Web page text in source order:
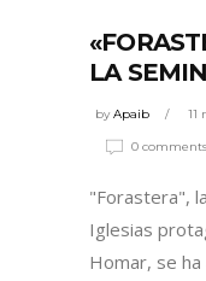
LA
byApaib 11
0 comments
"Forastera",
Iglesias
Homar, se